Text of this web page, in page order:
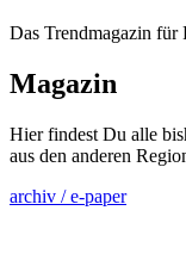
Das Trendmagazin für
Magazin
Hier findest Du alle
aus den anderen
archiv / e-paper